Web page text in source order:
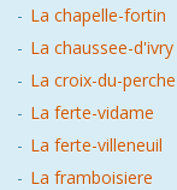
- La chapelle-fortin
- La chaussee-d'ivry
- La croix-du-perche
- La ferte-vidame
- La ferte-villeneuil
- La framboisiere